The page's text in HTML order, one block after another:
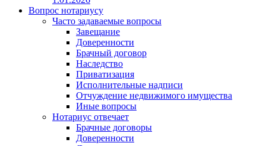
Вопрос нотариусу
Часто задаваемые вопросы
Завещание
Доверенности
Брачный договор
Наследство
Приватизация
Исполнительные надписи
Отчуждение недвижимого имущества
Иные вопросы
Нотариус отвечает
Брачные договоры
Доверенности